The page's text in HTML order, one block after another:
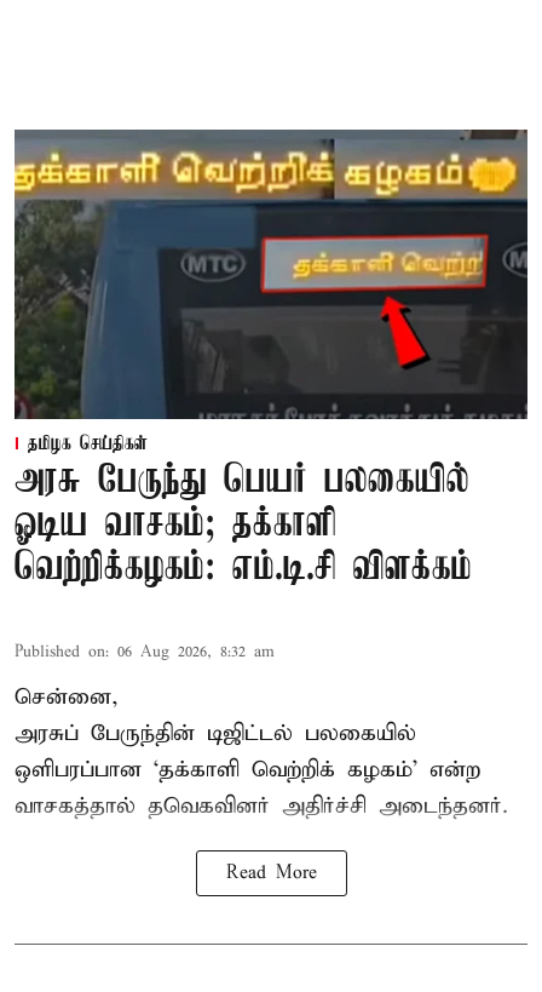
தமிழக செய்திகள்
அரசு பேருந்து பெயர் பலகையில்
ஓடிய வாசகம்; தக்காளி
வெற்றிக்கழகம்: எம்.டி.சி விளக்கம்
Published on: 06 Aug 2026, 8:32 am
சென்னை,
அரசுப் பேருந்தின் டிஜிட்டல் பலகையில்
ஒளிபரப்பான ‘தக்காளி வெற்றிக் கழகம்’ என்ற
வாசகத்தால் தவெகவினர் அதிர்ச்சி அடைந்தனர்.
Read More